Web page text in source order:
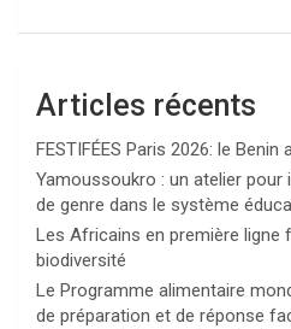
Articles récents
FESTIFÉES Paris 2026: le Benin
Yamoussoukro : un atelier pour
de genre dans le système
Les Africains en première ligne
biodiversité
Le Programme alimentaire
de préparation et de réponse